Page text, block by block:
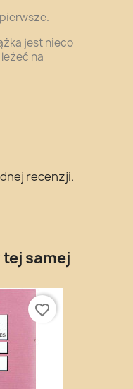
jest nieco
na
recenzji.
samej
favorite_border